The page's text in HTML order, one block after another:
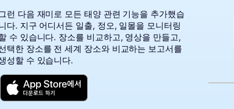
그런 다음 재미로 모든 태양 관련 기능을 추가했습
다. 지구 어디서든 일출, 정오, 일몰을 모니터링
수 있습니다. 장소를 비교하고, 영상을 만들고,
택한 장소를 전 세계 장소와 비교하는 보고서를
성할 수 있습니다.